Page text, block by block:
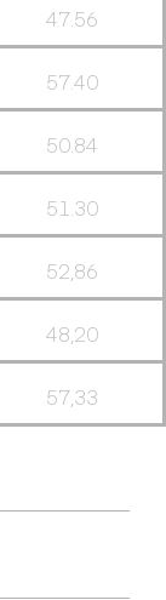
47.56
57.40
50.84
51.30
52,86
48,20
57,33